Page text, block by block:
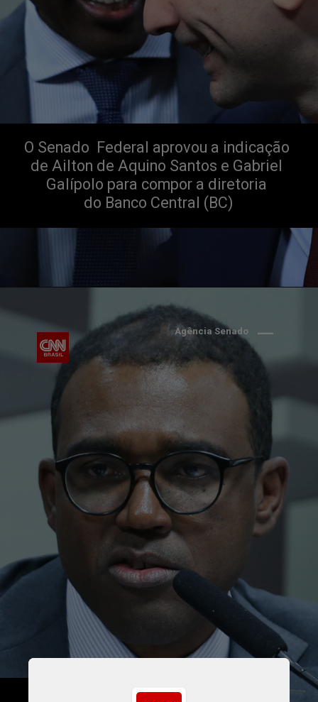
O Senado  Federal aprovou a indicação
de Ailton de Aquino Santos e Gabriel
Galípolo para compor a diretoria
do Banco Central (BC)
Com a aprovação,
Agência Senado